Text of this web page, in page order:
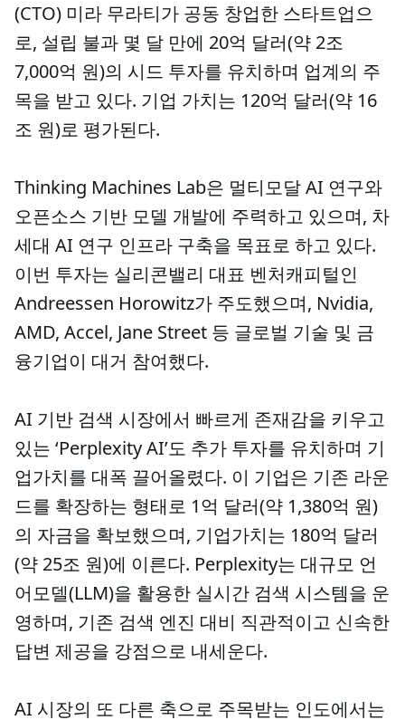
(CTO) 미라 무라티가 공동 창업한 스타트업으
로, 설립 불과 몇 달 만에 20억 달러(약 2조
7,000억 원)의 시드 투자를 유치하며 업계의 주
목을 받고 있다. 기업 가치는 120억 달러(약 16
조 원)로 평가된다.
Thinking Machines Lab은 멀티모달 AI 연구와
오픈소스 기반 모델 개발에 주력하고 있으며, 차
세대 AI 연구 인프라 구축을 목표로 하고 있다.
이번 투자는 실리콘밸리 대표 벤처캐피털인
Andreessen Horowitz가 주도했으며, Nvidia,
AMD, Accel, Jane Street 등 글로벌 기술 및 금
융기업이 대거 참여했다.
AI 기반 검색 시장에서 빠르게 존재감을 키우고
있는 ‘Perplexity AI’도 추가 투자를 유치하며 기
업가치를 대폭 끌어올렸다. 이 기업은 기존 라운
드를 확장하는 형태로 1억 달러(약 1,380억 원)
의 자금을 확보했으며, 기업가치는 180억 달러
(약 25조 원)에 이른다. Perplexity는 대규모 언
어모델(LLM)을 활용한 실시간 검색 시스템을 운
영하며, 기존 검색 엔진 대비 직관적이고 신속한
답변 제공을 강점으로 내세운다.
AI 시장의 또 다른 축으로 주목받는 인도에서는